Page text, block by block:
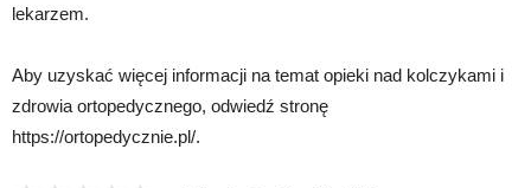
lekarzem.
Aby uzyskać więcej informacji na temat opieki nad kolczykami i
zdrowia ortopedycznego, odwiedź stronę
https://ortopedycznie.pl/.